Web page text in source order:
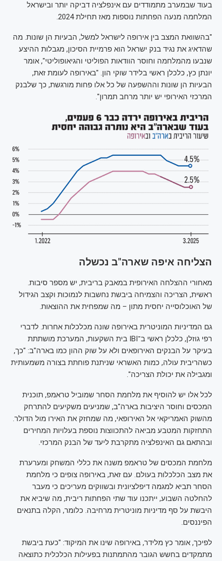
בעוד שבמערב מתמודדים עם אינפלציה דביקה יותר ובישראל
המלחמה מנעה הפחתות נוספות מאז תחילת 2024.
"בהשוואת המצב בין אירופה לישראל למשל, הבעיות הן שונות. מה
שהדאיג את נגיד בנק ישראל הוא פרמיית הסיכון, מגבלות ההיצע
שנבעו מהמלחמה וחוסר הוודאות הפוליטי והגיאופוליטי", אומר
יונתן כץ, כלכלן ראשי בלידר שוקי הון. "באירופה לעומת זאת,
הבעיות הן שונות וההשפעה של כל אלו פחות מורגשת, כך שלבנק
המרכזי האירופי יש יותר מרחב תמרון".
הצליחה איפה שארה"ב נכשלה
מאחורי ההצלחה האירופית במאבק בריבית, יש מספר סיבות.
ראשית, הצריכה והצמיחה ביבשת נחשבות לנמוכות וקצב הגידול
של האוכלוסייה יחסית מתון – מה שמפחית את ההוצאות.
גם המדיניות המוניטרית באירופה שונה מכלכלות אחרות. לדברי
רפי גוזלן, כלכלן ראשי ב־IBI בית השקעות, המערכת מושתתת
בעיקר על הבנקים האירופאים ולא על שוק ההון כמו בארה"ב: "כך,
כשהריבית עולה, כמות האשראי שניתנת פוחתת בצורה משמעותית
ומגבילה את יכולת הצריכה".
לכל אלו יש להוסיף את מלחמת הסחר שמוביל טראמפ, תוכנית
המכסים וחוסר היציבות בארה"ב, שמניעים משקיעים להתרחק
מהשוק האמריקאי אל האירופאי, מה שמחזק את האירו מול הדולר.
התחזקות המטבע מביאה להתכווצות נוספת בעלויות המחירים
ובהתאם גם האינפלציה מתקרבת ליעד של הבנק המרכזי.
מלחמת המכסים של טראמפ משנה את כללי המשחק ומערערת
את מצב הכלכלות בעולם. עם זאת, באירופה צופים כי מלחמת
הסחר תביא למגמה דיפלציונית ובשווקים מעריכים כי מעבר
להחלטה השבוע, ייתכנו עוד שתי הפחתות ריבית, מה שיביא את
היבשת על סף מדיניות מוניטרית מרחיבה. כלומר, הקלה בתנאים
הפיננסים.
לפיכך, אומר כץ מלידר, באירופה שינו את המיקוד: "כעת ביבשת
מתמקדים בחשש הגובר מהתמתנות בפעילות הכלכלית כתוצאה